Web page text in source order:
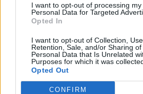
I want to opt-out of processing my
Personal Data for Targeted
Opted In
I want to opt-out of Collection, Use,
Retention, Sale, and/or Sharing of
Personal Data that Is Unrelated
Purposes for which it was
Opted Out
CONFIRM
Actus Info
des voitures électriques
Auto Pour Vous 5 août 2026